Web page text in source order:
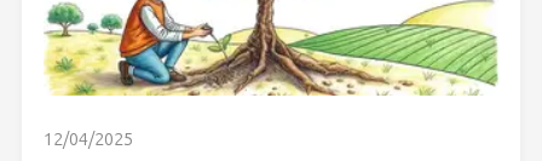
12/04/2025